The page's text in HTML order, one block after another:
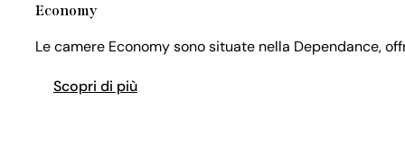
Economy
Le camere Economy sono situate nella Dependance,
Scopri di più